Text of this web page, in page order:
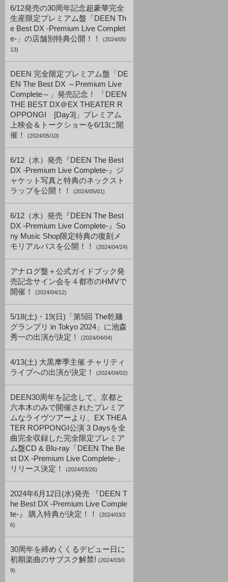
6/12発売の30周年記念超豪華完全
生産限定プレミアム盤「DEEN Th
e Best DX -Premium Live Complet
e-」の店舗別特典公開！！
(2024/05/
13)
DEEN 完全限定プレミアム盤「DE
EN The Best DX ～Premium Live
Complete～」発売記念！ 「DEEN
THE BEST DX＠EX THEATER R
OPPONGI [Day3]」プレミアム
上映会＆トークショーを6/13に開
催！
(2024/05/10)
6/12（水）発売『DEEN The Best
DX -Premium Live Complete-』ジ
ャケット写真と特典のネックスト
ラップを公開！！
(2024/05/01)
6/12（水）発売『DEEN The Best
DX -Premium Live Complete-』So
ny Music Shop限定特典の復刻メ
モリアルパスを公開！！
(2024/04/24)
アナログ盤＋公式ガイドブック発
売記念サイン会を４都市のHMVで
開催！
(2024/04/12)
5/18(土)・19(日)「第5回 The乾麺
グランプリ in Tokyo 2024」に池森
秀一の出演が決定！
(2024/04/04)
4/13(土) 大黒摩季主催 チャリティ
ライブへの出演が決定！
(2024/04/02)
DEEN30周年を記念して、京都と
六本木のみで開催されたプレミア
ムなライヴツアーより、EX THEA
TER ROPPONGI公演 3 Daysを全
曲完全収録した完全限定プレミア
ム盤CD & Blu-ray「DEEN The Be
st DX -Premium Live Complete-」
リリース決定！
(2024/03/26)
2024年6月12日(水)発売 『DEEN T
he Best DX -Premium Live Comple
te-』 購入特典が決定！！
(2024/03/2
6)
30周年を締めくくるデビュー日に
初期楽曲のサブスク解禁! (2024/03/0
9)